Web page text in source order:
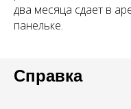
два месяца сдает в
панельке.
Справка